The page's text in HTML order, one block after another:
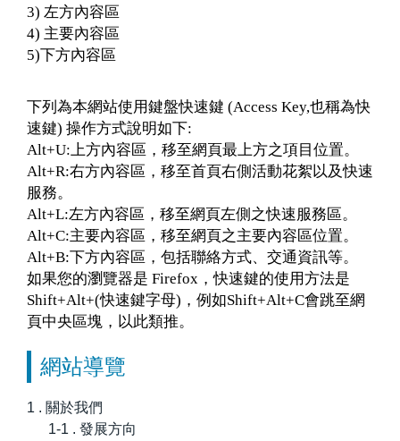
3) 左方內容區
4) 主要內容區
5)下方內容區
下列為本網站使用鍵盤快速鍵 (Access Key,也稱為快
速鍵) 操作方式說明如下:
Alt+U:上方內容區 ， 移至網頁最上方之項目位置。
Alt+R:右方內容區 ， 移至首頁右側活動花絮以及快速
服務。
Alt+L:左方內容區 ， 移至網頁左側之快速服務區。
Alt+C:主要內容區 ， 移至網頁之主要內容區位置。
Alt+B:下方內容區 ， 包括聯絡方式、交通資訊等。
如果您的瀏覽器是 Firefox，快速鍵的使用方法是
Shift+Alt+(快速鍵字母)，例如Shift+Alt+C會跳至網
頁中央區塊，以此類推。
網站導覽
1 . 關於我們
1-1 . 發展方向